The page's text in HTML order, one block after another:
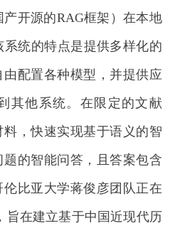
开源的RAG框架）在本地
统的特点是提供多样化的
配置各种模型，并提供应
其他系统。在限定的文献
，快速实现基于语义的智
的智能问答，且答案包含
比亚大学蒋俊彦团队正在
旨在建立基于中国近现代历